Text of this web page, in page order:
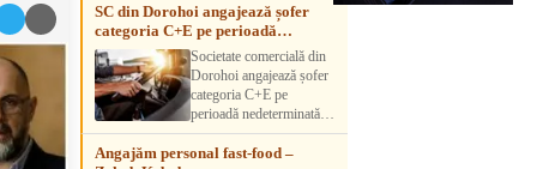
SC din Dorohoi angajează șofer
categoria C+E pe perioadă
nedeterminatăSocietate comercială din
Dorohoi angajează șofer
categoria C+E pe
perioadă nedeterminată.
Candidatul trebuie să
aibă experiență și atestat
Angajăm personal fast-food –